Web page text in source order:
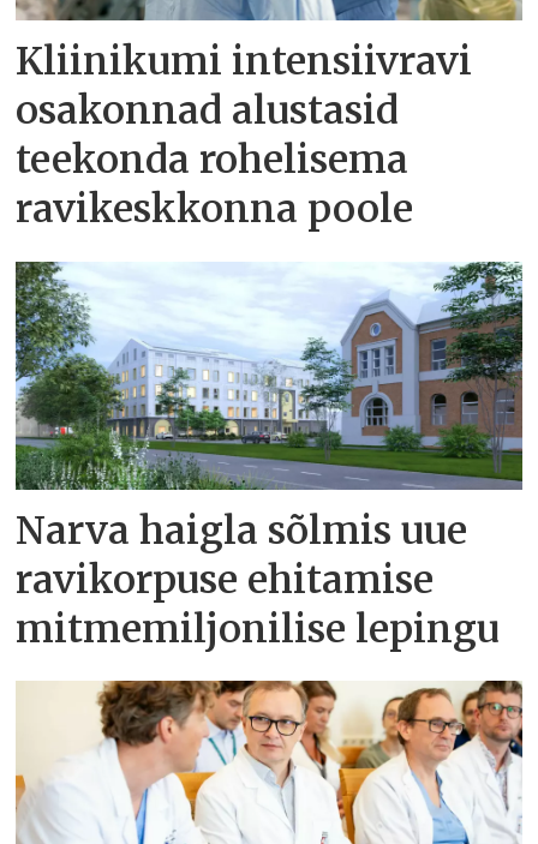
Kliinikumi intensiivravi
osakonnad alustasid
teekonda rohelisema
ravikeskkonna poole
Narva haigla sõlmis uue
ravikorpuse ehitamise
mitmemiljonilise lepingu